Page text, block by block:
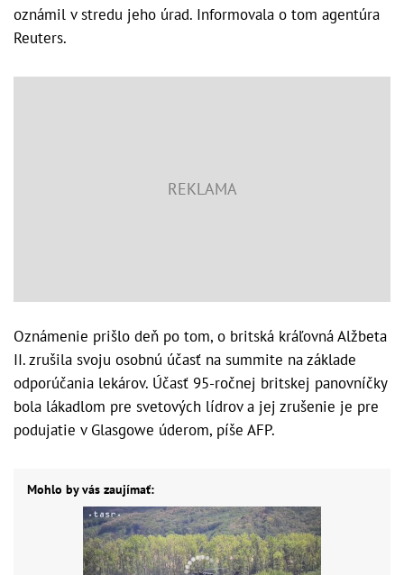
oznámil v stredu jeho úrad. Informovala o tom agentúra
Reuters.
Oznámenie prišlo deň po tom, o britská kráľovná Alžbeta
II. zrušila svoju osobnú účasť na summite na základe
odporúčania lekárov. Účasť 95-ročnej britskej panovníčky
bola lákadlom pre svetových lídrov a jej zrušenie je pre
podujatie v Glasgowe úderom, píše AFP.
Mohlo by vás zaujímať: